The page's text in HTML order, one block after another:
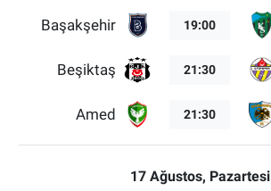
Başakşehir 19:00
Beşiktaş 21:30
Amed 21:30
17 Ağustos, Pazartesi